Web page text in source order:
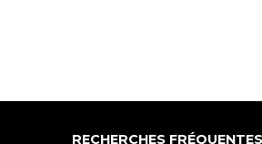
RECHERCHES FRÉQUENTES